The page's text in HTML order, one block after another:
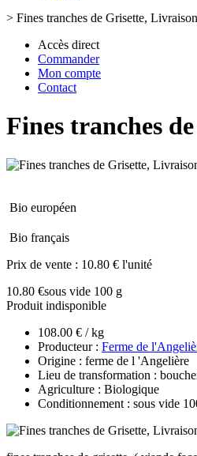
> Fines tranches de Grisette,
Accès direct
Commander
Mon compte
Contact
Fines tranches
Bio européen
Bio français
Prix de vente : 10.80 € l'unité
10.80 €sous vide 100 g
Produit indisponible
108.00 € / kg
Producteur : Ferme de
Origine : ferme de l 'Angelière
Lieu de transformation :
Agriculture : Biologique
Conditionnement : sous vide